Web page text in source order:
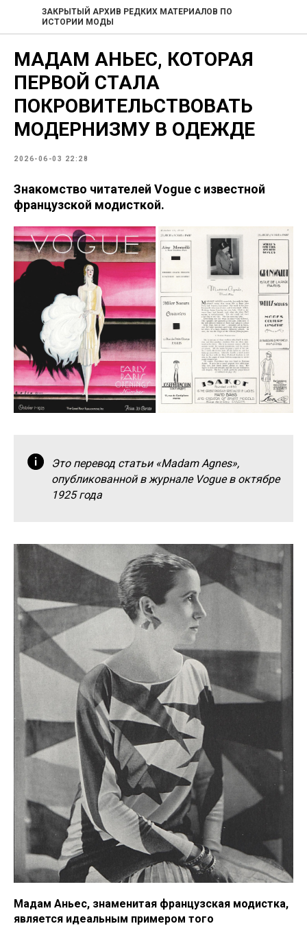
ЗАКРЫТЫЙ АРХИВ РЕДКИХ МАТЕРИАЛОВ ПО
ИСТОРИИ МОДЫ
МАДАМ АНЬЕС, КОТОРАЯ
ПЕРВОЙ СТАЛА
ПОКРОВИТЕЛЬСТВОВАТЬ
МОДЕРНИЗМУ В ОДЕЖДЕ
2026-06-03 22:28
Знакомство читателей Vogue с известной
французской модисткой.
Это перевод статьи «Madam Agnes»,
опубликованной в журнале Vogue в октябре
1925 года
Мадам Аньес, знаменитая французская модистка,
является идеальным примером того